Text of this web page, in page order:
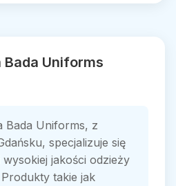
Bada Uniforms
Bada Uniforms, z
specjalizuje się
jakości odzieży
takie jak